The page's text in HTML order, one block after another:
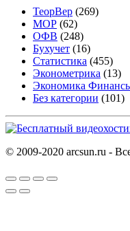
ТеорВер (269)
МОР (62)
ОФВ (248)
Бухучет (16)
Статистика (455)
Эконометрика (13)
Экономика
Без категории (101)
© 2009-2020 arcsun.ru -